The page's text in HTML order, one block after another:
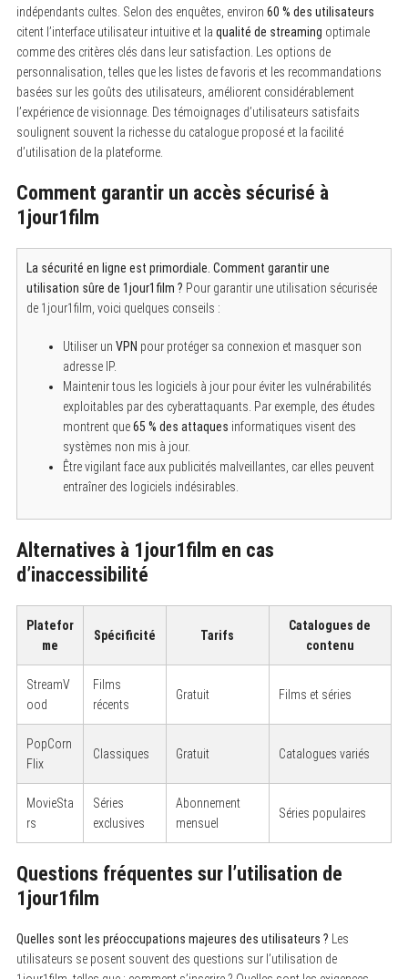
indépendants cultes. Selon des enquêtes, environ 60 % des utilisateurs
citent l’interface utilisateur intuitive et la qualité de streaming optimale
comme des critères clés dans leur satisfaction. Les options de
personnalisation, telles que les listes de favoris et les recommandations
basées sur les goûts des utilisateurs, améliorent considérablement
l’expérience de visionnage. Des témoignages d’utilisateurs satisfaits
soulignent souvent la richesse du catalogue proposé et la facilité
d’utilisation de la plateforme.
Comment garantir un accès sécurisé à
1jour1film
La sécurité en ligne est primordiale. Comment garantir une
utilisation sûre de 1jour1film ? Pour garantir une utilisation sécurisée
de 1jour1film, voici quelques conseils :
Utiliser un VPN pour protéger sa connexion et masquer son
adresse IP.
Maintenir tous les logiciels à jour pour éviter les vulnérabilités
exploitables par des cyberattaquants. Par exemple, des études
montrent que65 % des attaques informatiques visent des
systèmes non mis à jour.
Être vigilant face aux publicités malveillantes, car elles peuvent
entraîner des logiciels indésirables.
Alternatives à 1jour1film en cas
d’inaccessibilité
Platefor
me
Spécificité Tarifs
Catalogues de
contenu
StreamV
ood
Films
récents
Gratuit Films et séries
PopCorn
Flix
Classiques Gratuit Catalogues variés
MovieSta
rs
Séries
exclusives
Abonnement
mensuel
Séries populaires
Questions fréquentes sur l’utilisation de
1jour1film
Quelles sont les préoccupations majeures des utilisateurs ? Les
utilisateurs se posent souvent des questions sur l’utilisation de
S
r
c